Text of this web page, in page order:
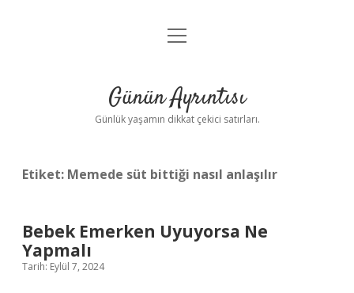
Anasayfa
Yasal Uyarı
menüyü
Günün Ayrıntısı
Günlük yaşamın dikkat çekici satırları.
Etiket: Memede süt bittiği nasıl anlaşılır
Bebek Emerken Uyuyorsa Ne
Yapmalı
Tarih: Eylül 7, 2024